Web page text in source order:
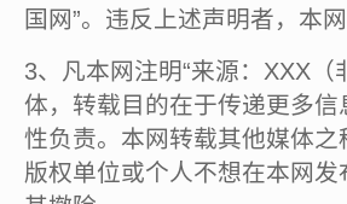
国网”。违反上述声明者，本
3、凡本网注明“来源：XXX
体，转载目的在于传递更多
性负责。本网转载其他媒体
版权单位或个人不想在本网